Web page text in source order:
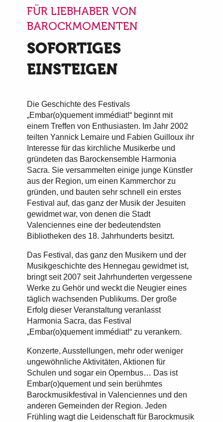
FÜR LIEBHABER VON
BAROCKMOMENTEN
SOFORTIGES
EINSTEIGEN
Die Geschichte des Festivals
„Embar(o)quement immédiat!“ beginnt mit
einem Treffen von Enthusiasten. Im Jahr 2002
teilten Yannick Lemaire und Fabien Guilloux ihr
Interesse für das kirchliche Musikerbe und
gründeten das Barockensemble Harmonia
Sacra. Sie versammelten einige junge Künstler
aus der Region, um einen Kammerchor zu
gründen, und bauten sehr schnell ein erstes
Festival auf, das ganz der Musik der Jesuiten
gewidmet war, von denen die Stadt
Valenciennes eine der bedeutendsten
Bibliotheken des 18. Jahrhunderts besitzt.
Das Festival, das ganz den Musikern und der
Musikgeschichte des Hennegau gewidmet ist,
bringt seit 2007 seit Jahrhunderten vergessene
Werke zu Gehör und weckt die Neugier eines
täglich wachsenden Publikums. Der große
Erfolg dieser Veranstaltung veranlasst
Harmonia Sacra, das Festival
„Embar(o)quement immédiat!“ zu verankern.
Konzerte, Ausstellungen, mehr oder weniger
ungewöhnliche Aktivitäten, Aktionen für
Schulen und sogar ein Opernbus… Das ist
Embar(o)quement und sein berühmtes
Barockmusikfestival in Valenciennes und den
anderen Gemeinden der Region. Jeden
Frühling wagt die Leidenschaft für Barockmusik